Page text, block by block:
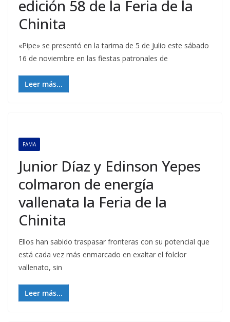
edición 58 de la Feria de la
Chinita
«Pipe» se presentó en la tarima de 5 de Julio este sábado
16 de noviembre en las fiestas patronales de
Leer más...
FAMA
Junior Díaz y Edinson Yepes
colmaron de energía
vallenata la Feria de la
Chinita
Ellos han sabido traspasar fronteras con su potencial que
está cada vez más enmarcado en exaltar el folclor
vallenato, sin
Leer más...